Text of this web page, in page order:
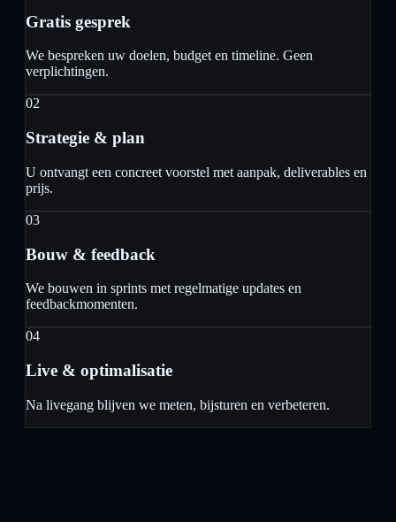
Gratis gesprek
We bespreken uw doelen, budget en timeline. Geen
verplichtingen.
02
Strategie & plan
U ontvangt een concreet voorstel met aanpak, deliverables en
prijs.
03
Bouw & feedback
We bouwen in sprints met regelmatige updates en
feedbackmomenten.
04
Live & optimalisatie
Na livegang blijven we meten, bijsturen en verbeteren.